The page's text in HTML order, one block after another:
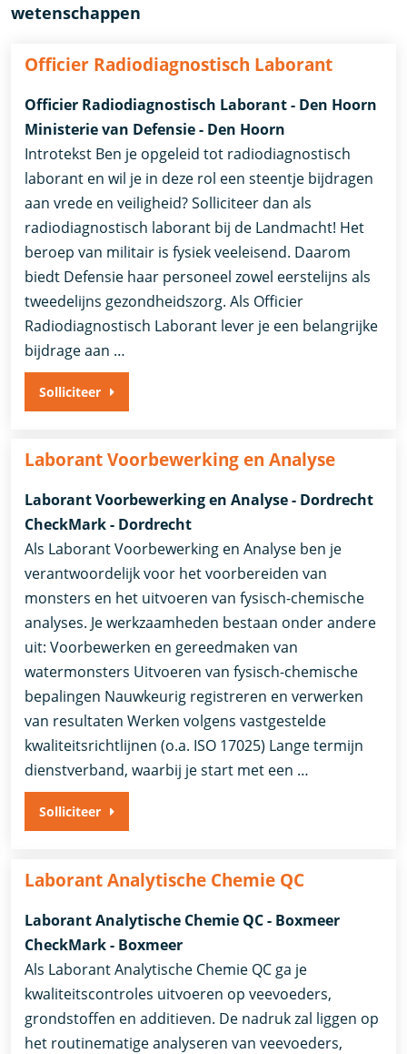
wetenschappen
Officier Radiodiagnostisch Laborant
Officier Radiodiagnostisch Laborant - Den Hoorn
Ministerie van Defensie - Den Hoorn
Introtekst Ben je opgeleid tot radiodiagnostisch
laborant en wil je in deze rol een steentje bijdragen
aan vrede en veiligheid? Solliciteer dan als
radiodiagnostisch laborant bij de Landmacht! Het
beroep van militair is fysiek veeleisend. Daarom
biedt Defensie haar personeel zowel eerstelijns als
tweedelijns gezondheidszorg. Als Officier
Radiodiagnostisch Laborant lever je een belangrijke
bijdrage aan …
Solliciteer
Laborant Voorbewerking en Analyse
Laborant Voorbewerking en Analyse - Dordrecht
CheckMark - Dordrecht
Als Laborant Voorbewerking en Analyse ben je
verantwoordelijk voor het voorbereiden van
monsters en het uitvoeren van fysisch-chemische
analyses. Je werkzaamheden bestaan onder andere
uit: Voorbewerken en gereedmaken van
watermonsters Uitvoeren van fysisch-chemische
bepalingen Nauwkeurig registreren en verwerken
van resultaten Werken volgens vastgestelde
kwaliteitsrichtlijnen (o.a. ISO 17025) Lange termijn
dienstverband, waarbij je start met een …
Solliciteer
Laborant Analytische Chemie QC
Laborant Analytische Chemie QC - Boxmeer
CheckMark - Boxmeer
Als Laborant Analytische Chemie QC ga je
kwaliteitscontroles uitvoeren op veevoeders,
grondstoffen en additieven. De nadruk zal liggen op
het routinematige analyseren van veevoeders,